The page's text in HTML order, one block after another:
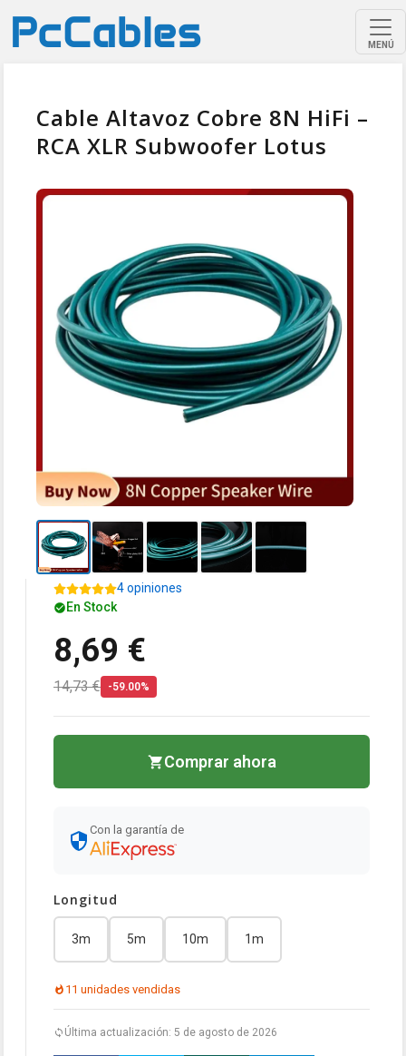
MENÚ
Cable Altavoz Cobre 8N HiFi –
RCA XLR Subwoofer Lotus
4 opiniones
En Stock
8,69 €
14,73 € -59.00%
Comprar ahora
Con la garantía de
Longitud
3m 5m 10m 1m
11 unidades vendidas
Última actualización: 5 de agosto de 2026